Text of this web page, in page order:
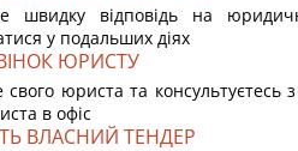
швидку відповідь на
у подальших діях
ЮРИСТУ
свого юриста та
в офіс
ВЛАСНИЙ ТЕНДЕР